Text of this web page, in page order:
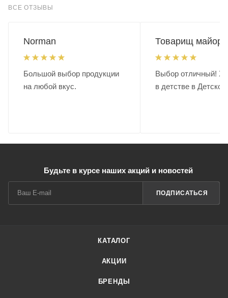
ВСЕ ОТЗЫВЫ
Norman
Большой выбор продукции
на любой вкус.
Товарищ майор.
Выбор отличный!
в детстве в
Будьте в курсе наших акций и новостей
ПОДПИСАТЬСЯ
КАТАЛОГ
АКЦИИ
БРЕНДЫ